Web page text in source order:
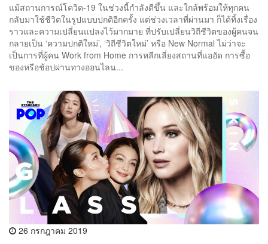
แม้สถานการณ์โควิด-19 ในช่วงนี้กำลังดีขึ้น และใกล้พร้อมให้ทุกคน
กลับมาใช้ชีวิตในรูปแบบปกติอีกครั้ง แต่ช่วงเวลาที่ผ่านมา ก็ได้ทิ้งเรื่อง
ราวและความเปลี่ยนแปลงไว้มากมาย ที่ปรับเปลี่ยนวิถีชีวิตของผู้คนจน
กลายเป็น ‘ความปกติใหม่’, ‘วิถีชีวิตใหม่’ หรือ New Normal ไม่ว่าจะ
เป็นการที่ผู้คน Work from Home การหลีกเลี่ยงสถานที่แออัด การซื้อ
ของหรือช้อปผ่านทางออนไลน...
26 กรกฎาคม 2019